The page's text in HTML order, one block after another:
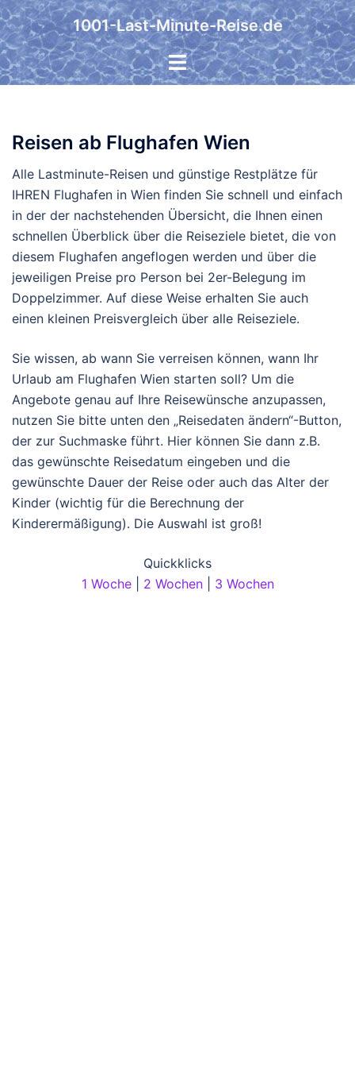
Zum
Inhalt
springen
1001-Last-Minute-Reise.de
Reisen ab Flughafen Wien
Alle Lastminute-Reisen und günstige Restplätze für
IHREN Flughafen in Wien finden Sie schnell und einfach
in der der nachstehenden Übersicht, die Ihnen einen
schnellen Überblick über die Reiseziele bietet, die von
diesem Flughafen angeflogen werden und über die
jeweiligen Preise pro Person bei 2er-Belegung im
Doppelzimmer. Auf diese Weise erhalten Sie auch
einen kleinen Preisvergleich über alle Reiseziele.
Sie wissen, ab wann Sie verreisen können, wann Ihr
Urlaub am Flughafen Wien starten soll? Um die
Angebote genau auf Ihre Reisewünsche anzupassen,
nutzen Sie bitte unten den „Reisedaten ändern“-Button,
der zur Suchmaske führt. Hier können Sie dann z.B.
das gewünschte Reisedatum eingeben und die
gewünschte Dauer der Reise oder auch das Alter der
Kinder (wichtig für die Berechnung der
Kinderermäßigung). Die Auswahl ist groß!
Quickklicks
1 Woche| 2 Wochen| 3 Wochen